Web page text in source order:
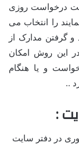
درخواست روزی
را انتخاب می
و گرفتن مدارک از
این روش امکان
و یا هنگام
..
در دفتر سایت